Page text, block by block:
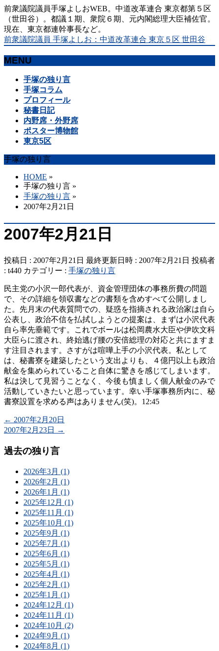
前衆議院議員手塚よしおWEB。中道改革連合 東京都第５区
（世田谷）。都議１期、衆院６期、元内閣総理大臣補佐官。
現在、東京都連幹事長など。
前衆議院議員 手塚よしお：中道改革連合 東京５区 世田谷
MENU
手塚の独り言
手塚コラム
プロフィール
秘書日記
内野席・外野席
ポスター博物館
東京5区
手塚の独り言
HOME »
手塚の独り言 »
手塚の独り言 »
2007年2月21日
2007年2月21日
投稿日 : 2007年2月21日 最終更新日時 : 2007年2月21日 投稿者
: t440 カテゴリー : 手塚の独り言
民主党の小沢一郎代表が、資金管理団体の事務所費の問題
で、その詳細を領収書などの書類を含めすべて公開しまし
た。先月末の代表質問での、疑惑を指摘される政治家は自ら
公表し、政治不信を払拭しようとの提案は、まずは小沢代表
自ら率先垂範です。これでボールは松岡農水大臣や伊吹文科
大臣らに渡され、終始逃げ腰の安倍総理の対応と共にますま
す注目されます。さすがは喧嘩上手の小沢代表。私として
は、秘書寮を建築したという支出よりも、４億円以上も政治
献金を集められていること自体に驚きを感じてしまいます。
私は決して見習うことなく、今後も慎ましく個人献金のみで
活動していきたいと思っています。幸い手塚事務所内に、秘
書寮設置を求める声はありません(笑)。12:45
← 2007年2月20日
2007年2月23日
→
過去の独り言
2026年3月 (1)
2026年2月 (1)
2026年1月 (1)
2025年12月 (1)
2025年11月 (1)
2025年10月 (1)
2025年9月 (1)
2025年7月 (1)
2025年6月 (1)
2025年5月 (1)
2025年4月 (1)
2025年2月 (1)
2025年1月 (1)
2024年12月 (1)
2024年11月 (1)
2024年10月 (2)
2024年9月 (1)
2024年8月 (1)